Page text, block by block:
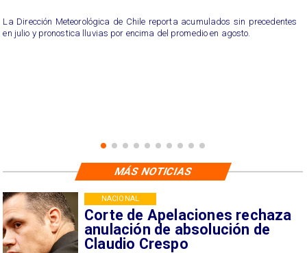
La Dirección Meteorológica de Chile reporta acumulados sin precedentes
en julio y pronostica lluvias por encima del promedio en agosto.
Corte de Apelaciones rechaza
anulación de absolución de
Claudio Crespo
NACIONAL
MÁS NOTICIAS